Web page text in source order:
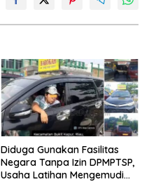
Diduga Gunakan Fasilitas
Negara Tanpa Izin DPMPTSP,
Usaha Latihan Mengemudi